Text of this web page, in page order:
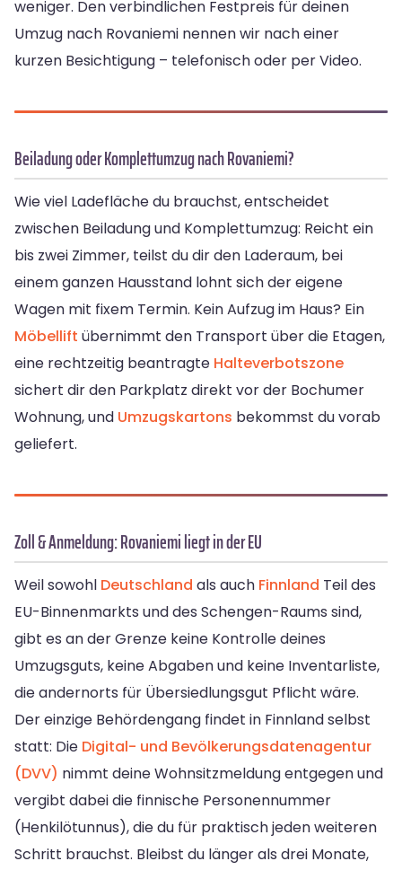
weniger. Den verbindlichen Festpreis für deinen
Umzug nach Rovaniemi nennen wir nach einer
kurzen Besichtigung – telefonisch oder per Video.
Beiladung oder Komplettumzug nach Rovaniemi?
Wie viel Ladefläche du brauchst, entscheidet
zwischen Beiladung und Komplettumzug: Reicht ein
bis zwei Zimmer, teilst du dir den Laderaum, bei
einem ganzen Hausstand lohnt sich der eigene
Wagen mit fixem Termin. Kein Aufzug im Haus? Ein
Möbellift übernimmt den Transport über die Etagen,
eine rechtzeitig beantragte Halteverbotszone
sichert dir den Parkplatz direkt vor der Bochumer
Wohnung, und Umzugskartons bekommst du vorab
geliefert.
Zoll & Anmeldung: Rovaniemi liegt in der EU
Weil sowohl Deutschland als auch Finnland Teil des
EU-Binnenmarkts und des Schengen-Raums sind,
gibt es an der Grenze keine Kontrolle deines
Umzugsguts, keine Abgaben und keine Inventarliste,
die andernorts für Übersiedlungsgut Pflicht wäre.
Der einzige Behördengang findet in Finnland selbst
statt: Die Digital- und Bevölkerungsdatenagentur
(DVV) nimmt deine Wohnsitzmeldung entgegen und
vergibt dabei die finnische Personennummer
(Henkilötunnus), die du für praktisch jeden weiteren
Schritt brauchst. Bleibst du länger als drei Monate,